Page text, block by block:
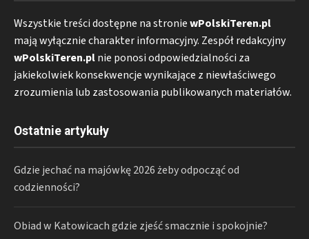
Wszystkie treści dostępne na stroniewPolskiTeren.pl
mają wyłącznie charakter informacyjny. Zespół redakcyjny
wPolskiTeren.plnie ponosi odpowiedzialności za
jakiekolwiek konsekwencje wynikające z niewłaściwego
zrozumienia lub zastosowania publikowanych materiałów.
Ostatnie artykuły
Gdzie jechać na majówkę 2026 żeby odpocząć od
codzienności?
Obiad w Katowicach gdzie zjeść smacznie i spokojnie?